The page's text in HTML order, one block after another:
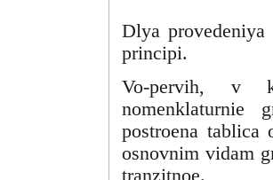
Dlya
principi.
Vo-pervih, v
nomenklaturnie
postroena tablica
osnovnim vidam
tranzitnoe.